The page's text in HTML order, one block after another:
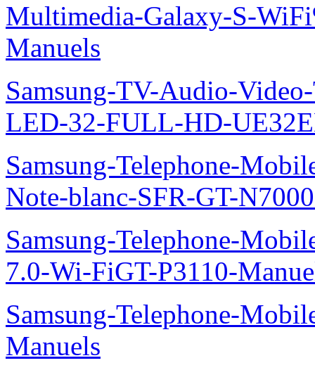
Multimedia-Galaxy-S-
Manuels
Samsung-TV-Audio-
LED-32-FULL-HD-
Samsung-Telephone-
Note-blanc-SFR-GT-
Samsung-Telephone-
7.0-Wi-FiGT-P3110-
Samsung-Telephone-
Manuels